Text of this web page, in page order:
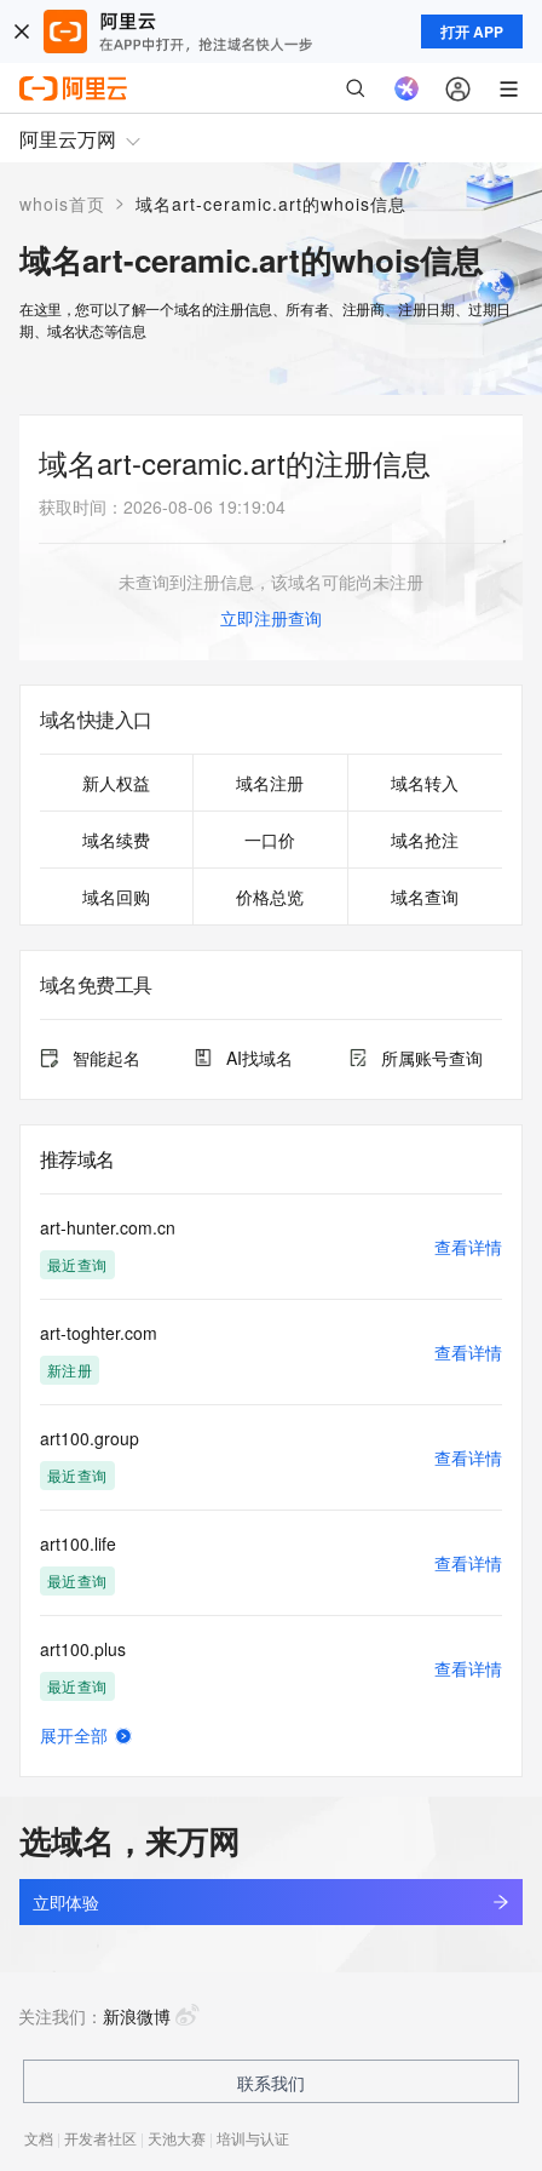
打开 APP
阿里云万网
whois首页 > 域名art-ceramic.art的whois信息
域名art-ceramic.art的whois信息
在这里，您可以了解一个域名的注册信息、所有者、注册商、注册日期、过期日
期、域名状态等信息
域名art-ceramic.art的注册信息
获取时间 ： 2026-08-06 19:19:04
未查询到注册信息，该域名可能尚未注册
立即注册查询
域名快捷入口
新人权益 域名注册 域名转入
域名续费 一口价 域名抢注
域名回购 价格总览 域名查询
域名免费工具
智能起名 AI找域名 所属账号查询
推荐域名
art-hunter.com.cn
最近查询
查看详情
art-toghter.com
新注册
查看详情
art100.group
最近查询
查看详情
art100.life
最近查询
查看详情
art100.plus
最近查询
查看详情
art19.asia
最近查询
查看详情
最近查询
展开全部
选域名，来万网
立即体验
关注我们： 新浪微博
联系我们
文档 | 开发者社区 | 天池大赛 | 培训与认证